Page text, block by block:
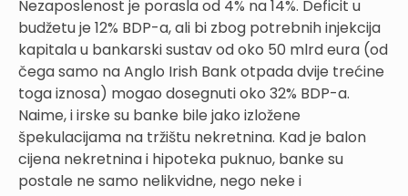
Nezaposlenost je porasla od 4% na 14%. Deficit u
budžetu je 12% BDP-a, ali bi zbog potrebnih injekcija
kapitala u bankarski sustav od oko 50 mlrd eura (od
čega samo na Anglo Irish Bank otpada dvije trećine
toga iznosa) mogao dosegnuti oko 32% BDP-a.
Naime, i irske su banke bile jako izložene
špekulacijama na tržištu nekretnina. Kad je balon
cijena nekretnina i hipoteka puknuo, banke su
postale ne samo nelikvidne, nego neke i